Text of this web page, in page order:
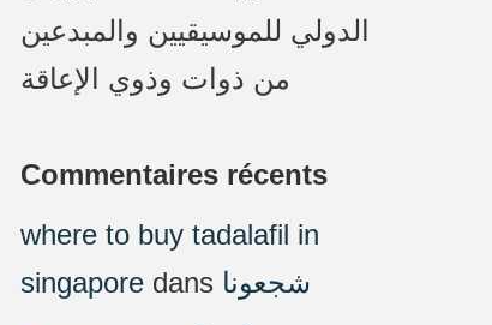
الدولي للموسيقيين والمبدعين
من ذوات وذوي الإعاقة
Commentaires récents
where to buy tadalafil in
singapore dans شجعونا